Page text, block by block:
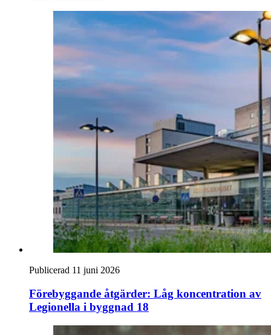
Publicerad 11 juni 2026
Förebyggande åtgärder: Låg koncentration av
Legionella i byggnad 18